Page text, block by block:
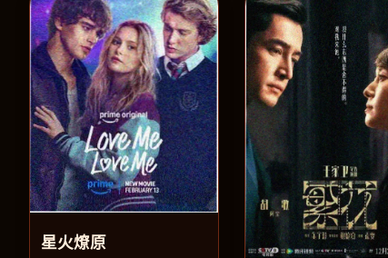
星火燎原